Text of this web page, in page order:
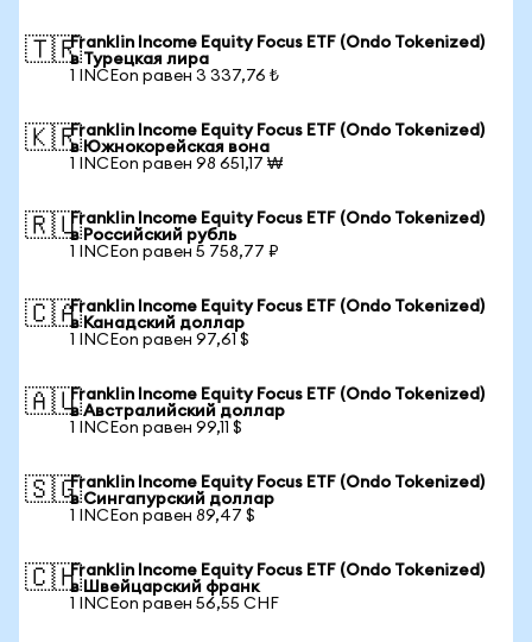
🇹🇷Franklin Income Equity Focus ETF (Ondo Tokenized)
в Турецкая лира
1 INCEon равен 3 337,76 ₺
🇰🇷Franklin Income Equity Focus ETF (Ondo Tokenized)
в Южнокорейская вона
1 INCEon равен 98 651,17 ₩
🇷🇺Franklin Income Equity Focus ETF (Ondo Tokenized)
в Российский рубль
1 INCEon равен 5 758,77 ₽
🇨🇦Franklin Income Equity Focus ETF (Ondo Tokenized)
в Канадский доллар
1 INCEon равен 97,61 $
🇦🇺Franklin Income Equity Focus ETF (Ondo Tokenized)
в Австралийский доллар
1 INCEon равен 99,11 $
🇸🇬Franklin Income Equity Focus ETF (Ondo Tokenized)
в Сингапурский доллар
1 INCEon равен 89,47 $
🇨🇭Franklin Income Equity Focus ETF (Ondo Tokenized)
в Швейцарский франк
1 INCEon равен 56,55 CHF